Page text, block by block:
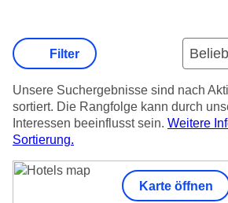
Unsere Suchergebnisse sind nach
sortiert. Die Rangfolge kann durch
Interessen beeinflusst sein. Weitere
Sortierung.
Karte öffnen
Filter